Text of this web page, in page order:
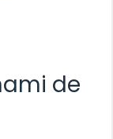
de